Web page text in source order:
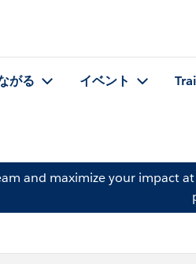
がる イベント
and maximize your impact